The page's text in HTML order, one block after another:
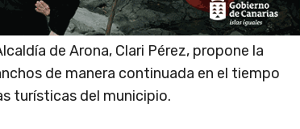
de Arona, Clari Pérez, propone la
de manera continuada en el tiempo
turísticas del municipio.